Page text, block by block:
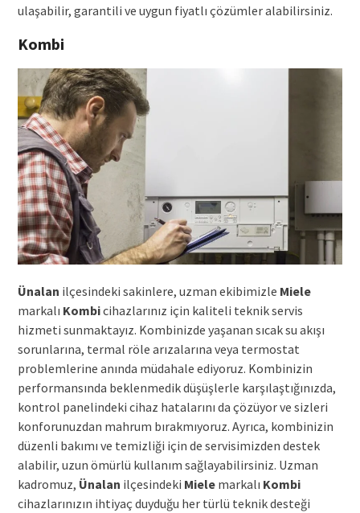
ulaşabilir, garantili ve uygun fiyatlı çözümler alabilirsiniz.
Kombi
Ünalan ilçesindeki sakinlere, uzman ekibimizle Miele
markalı Kombicihazlarınız için kaliteli teknik servis
hizmeti sunmaktayız. Kombinizde yaşanan sıcak su akışı
sorunlarına, termal röle arızalarına veya termostat
problemlerine anında müdahale ediyoruz. Kombinizin
performansında beklenmedik düşüşlerle karşılaştığınızda,
kontrol panelindeki cihaz hatalarını da çözüyor ve sizleri
konforunuzdan mahrum bırakmıyoruz. Ayrıca, kombinizin
düzenli bakımı ve temizliği için de servisimizden destek
alabilir, uzun ömürlü kullanım sağlayabilirsiniz. Uzman
kadromuz, Ünalan ilçesindeki Mielemarkalı Kombi
cihazlarınızın ihtiyaç duyduğu her türlü teknik desteği